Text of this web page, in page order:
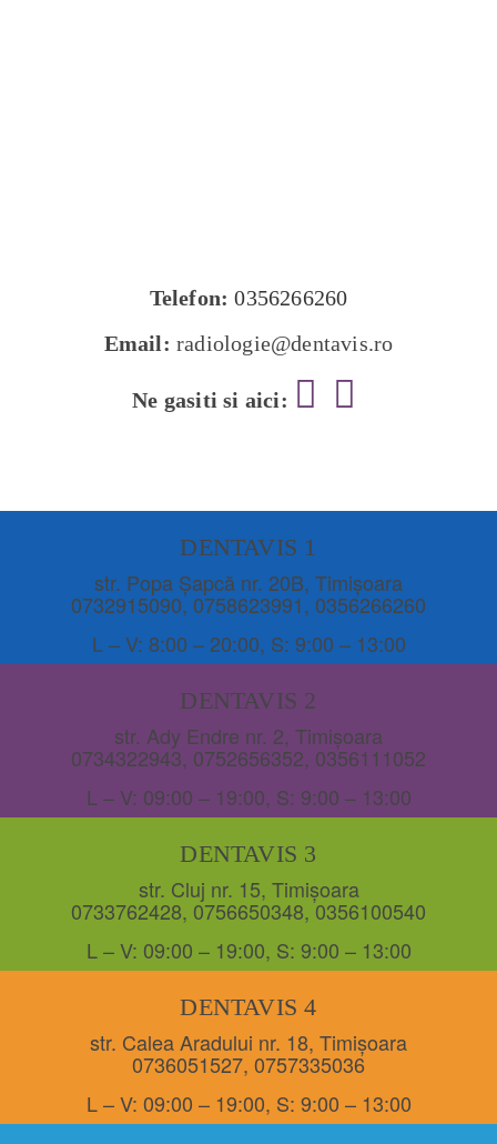
Telefon: 0356266260
Email: radiologie@dentavis.ro
Ne gasiti si aici:
DENTAVIS 1
str. Popa Șapcă nr. 20B, Timișoara
0732915090, 0758623991, 0356266260
L – V: 8:00 – 20:00, S: 9:00 – 13:00
DENTAVIS 2
str. Ady Endre nr. 2, Timișoara
0734322943, 0752656352, 0356111052
L – V: 09:00 – 19:00, S: 9:00 – 13:00
DENTAVIS 3
str. Cluj nr. 15, Timișoara
0733762428, 0756650348,0356100540
L – V: 09:00 – 19:00, S: 9:00 – 13:00
DENTAVIS 4
str. Calea Aradului nr. 18, Timișoara
0736051527, 0757335036
L – V: 09:00 – 19:00, S: 9:00 – 13:00